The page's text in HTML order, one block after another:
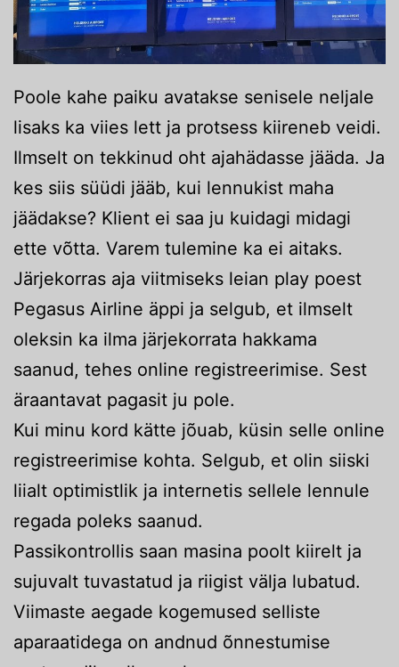
Poole kahe paiku avatakse senisele neljale
lisaks ka viies lett ja protsess kiireneb veidi.
Ilmselt on tekkinud oht ajahädasse jääda. Ja
kes siis süüdi jääb, kui lennukist maha
jäädakse? Klient ei saa ju kuidagi midagi
ette võtta. Varem tulemine ka ei aitaks.
Järjekorras aja viitmiseks leian play poest
Pegasus Airline äppi ja selgub, et ilmselt
oleksin ka ilma järjekorrata hakkama
saanud, tehes online registreerimise. Sest
äraantavat pagasit ju pole.
Kui minu kord kätte jõuab, küsin selle online
registreerimise kohta. Selgub, et olin siiski
liialt optimistlik ja internetis sellele lennule
regada poleks saanud.
Passikontrollis saan masina poolt kiirelt ja
sujuvalt tuvastatud ja riigist välja lubatud.
Viimaste aegade kogemused selliste
aparaatidega on andnud õnnestumise